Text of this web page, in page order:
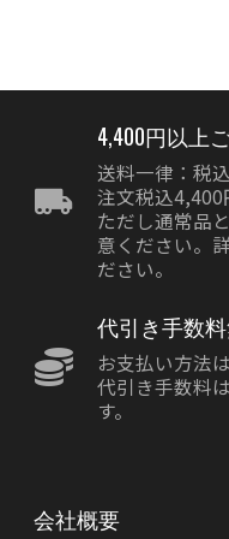
4,400円以上
送料一律：税
注文税込4,400
ただし通常品
意ください。
ださい。
代引き手数
お支払い方法
代引き手数料
す。
会社概要